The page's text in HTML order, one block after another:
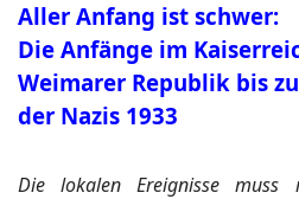
Aller Anfang ist schwer:
Die Anfänge im
Weimarer Republik bis
der Nazis 1933
Die lokalen Ereignisse